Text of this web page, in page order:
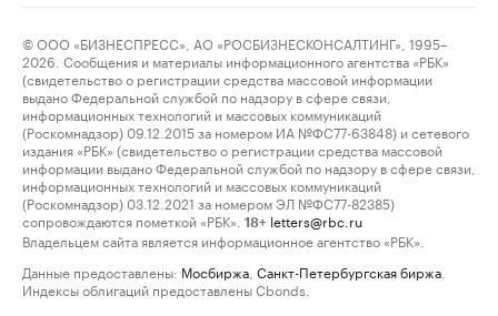
© ООО «БИЗНЕСПРЕСС», АО «РОСБИЗНЕСКОНСАЛТИНГ», 1995–
2026. Сообщения и материалы информационного агентства «РБК»
(свидетельство о регистрации средства массовой информации
выдано Федеральной службой по надзору в сфере связи,
информационных технологий и массовых коммуникаций
(Роскомнадзор) 09.12.2015 за номером ИА №ФС77-63848) и сетевого
издания «РБК» (свидетельство о регистрации средства массовой
информации выдано Федеральной службой по надзору в сфере связи,
информационных технологий и массовых коммуникаций
(Роскомнадзор) 03.12.2021 за номером ЭЛ №ФС77-82385)
сопровождаются пометкой «РБК».
18+ letters@rbc.ru
Владельцем сайта является информационное агентство «РБК».
Данные предоставлены: Мосбиржа Санкт-Петербургская биржа
Индексы облигаций предоставлены Cbonds.